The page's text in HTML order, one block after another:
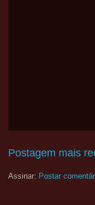
Postagem mais
Assinar: Postar